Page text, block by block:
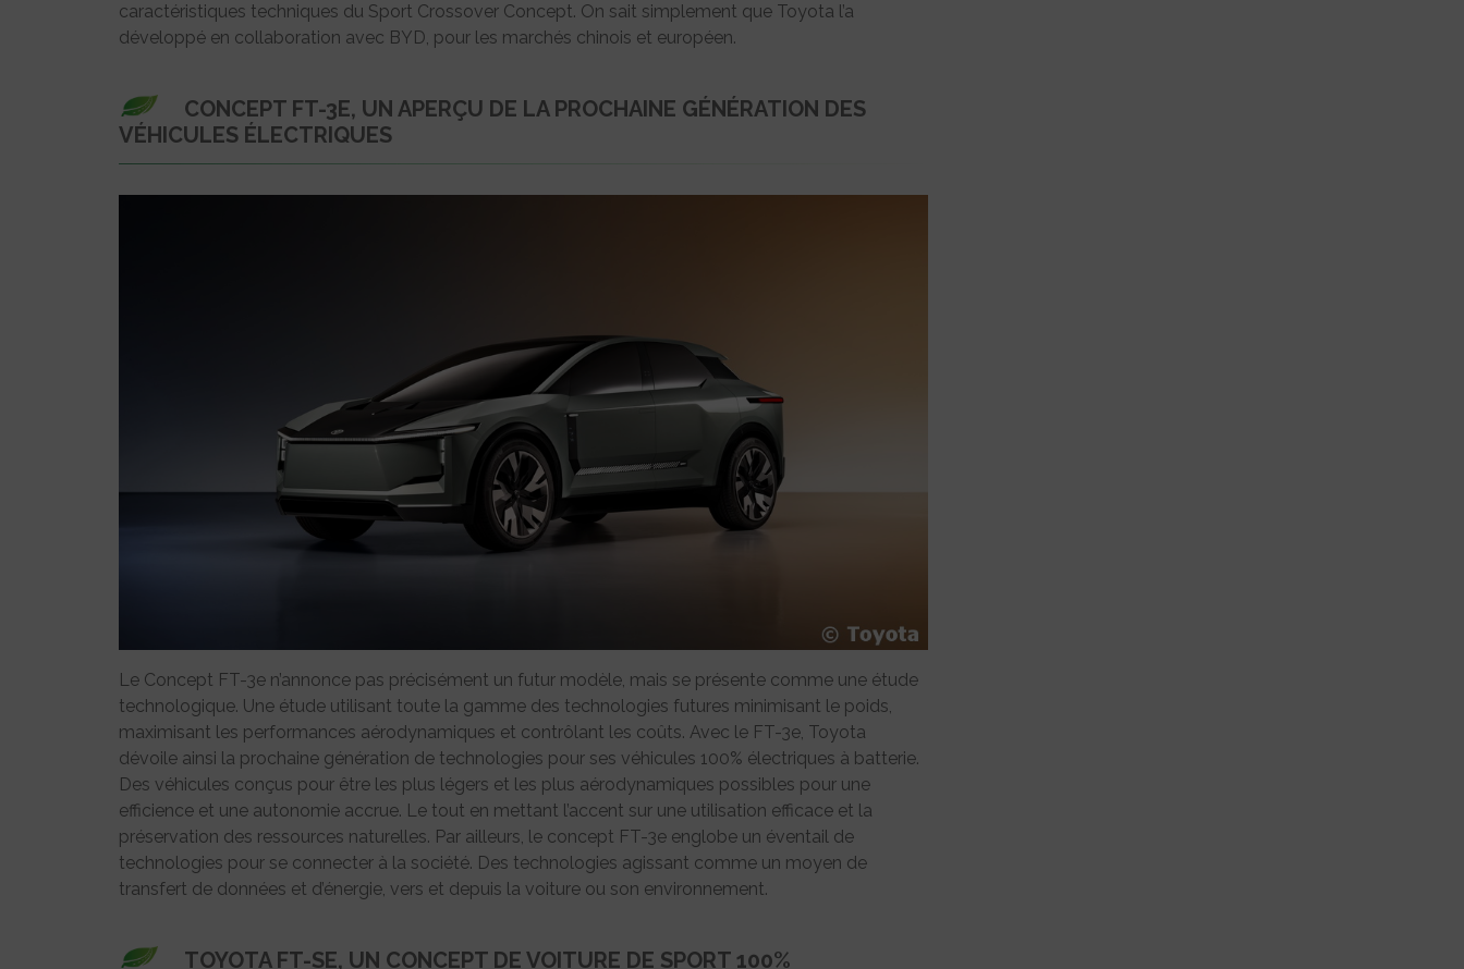
caractéristiques techniques du Sport Crossover Concept. On sait simplement que Toyota l’a
développé en collaboration avec BYD, pour les marchés chinois et européen.
CONCEPT FT-3E, UN APERÇU DE LA PROCHAINE GÉNÉRATION DES
VÉHICULES ÉLECTRIQUES
Le Concept FT-3e n’annonce pas précisément un futur modèle, mais se présente comme une étude
technologique. Une étude utilisant toute la gamme des technologies futures minimisant le poids,
maximisant les performances aérodynamiques et contrôlant les coûts. Avec le FT-3e, Toyota
dévoile ainsi la prochaine génération de technologies pour ses véhicules 100% électriques à batterie.
Des véhicules conçus pour être les plus légers et les plus aérodynamiques possibles pour une
efficience et une autonomie accrue. Le tout en mettant l’accent sur une utilisation efficace et la
préservation des ressources naturelles. Par ailleurs, le concept FT-3e englobe un éventail de
technologies pour se connecter à la société. Des technologies agissant comme un moyen de
transfert de données et d’énergie, vers et depuis la voiture ou son environnement.
TOYOTA FT-SE, UN CONCEPT DE VOITURE DE SPORT 100%